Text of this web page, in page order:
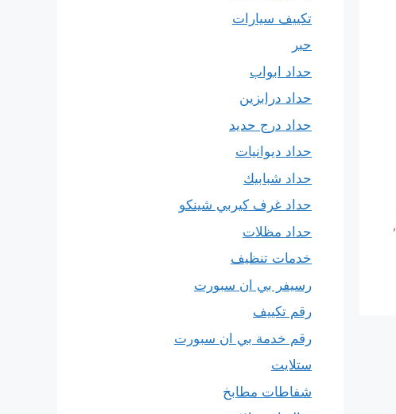
,
تكييف سيارات
حبر
حداد ابواب
حداد درابزين
حداد درج حديد
حداد ديوانيات
حداد شبابيك
حداد غرف كيربي شينكو
حداد مظلات
خدمات تنظيف
رسيفر بي ان سبورت
رقم تكييف
رقم خدمة بي ان سبورت
ستلايت
شفاطات مطابخ